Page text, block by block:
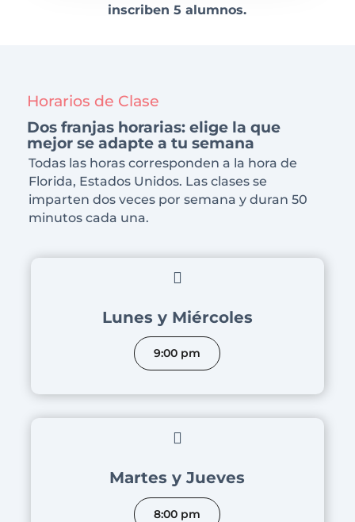
inscriben 5 alumnos.
Horarios de Clase
Dos franjas horarias: elige la que
mejor se adapte a tu semana
Todas las horas corresponden a la hora de
Florida, Estados Unidos. Las clases se
imparten dos veces por semana y duran 50
minutos cada una.

Lunes y Miércoles
9:00 pm

Martes y Jueves
8:00 pm